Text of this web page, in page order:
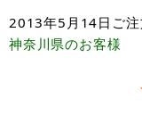
2013年5月14日 ご
神奈川県のお客様